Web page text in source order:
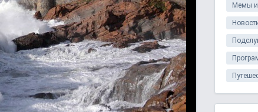
Мемы